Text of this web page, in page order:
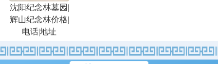
沈阳纪念林墓园|
辉山纪念林价格|
电话|地址